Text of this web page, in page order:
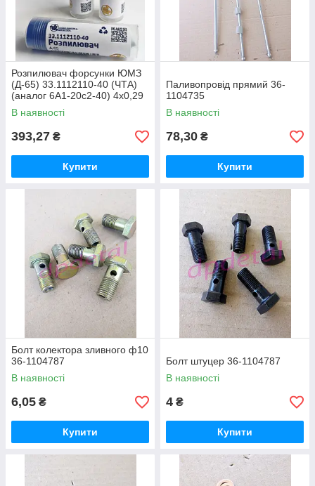
Розпилювач форсунки ЮМЗ
(Д-65) 33.1112110-40 (ЧТА)
(аналог 6А1-20с2-40) 4х0,29
В наявності
393,27 ₴
Купити
Паливопровід прямий 36-
1104735
В наявності
78,30 ₴
Купити
Болт колектора зливного ф10
36-1104787
В наявності
6,05 ₴
Купити
Болт штуцер 36-1104787
В наявності
4 ₴
Купити